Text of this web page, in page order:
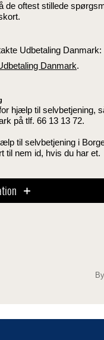
de oftest stillede
Udbetaling Danmark:
Danmark.
hjælp til selvbetjening,
på tlf. 66 13 13 72.
til selvbetjening i
til nem id, hvis du har et.